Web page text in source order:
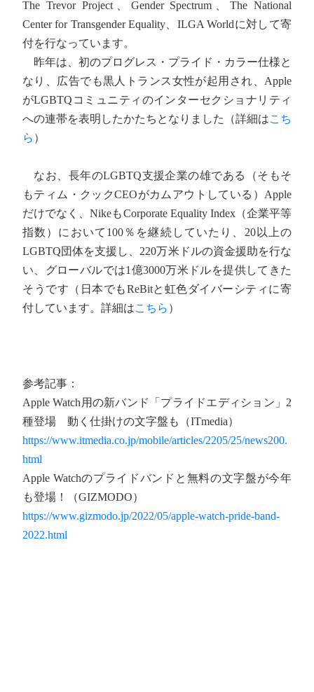
The Trevor Project、Gender Spectrum、The National
Center for Transgender Equality、ILGA Worldに対して寄
付を行なっています。
昨年は、初のプログレス・プライド・カラー仕様と
なり、広告でも黒人トランス女性が起用され、Apple
がLGBTQコミュニティのインターセクショナリティ
への連帯を表明したかたちとなりました（詳細はこち
ら ）
なお、長年のLGBTQ支援企業の雄である（そもそ
もティム・クックCEOがカムアウトしている）Apple
だけでなく、NikeもCorporate Equality Index（企業平等
指数）において100％を継続していたり、20以上の
LGBTQ団体を支援し、220万米ドルの資金援助を行な
い、グローバルでは1億3000万米ドルを提供してきた
そうです（日本でもReBitと虹色ダイバーシティに寄
付しています。詳細はこちら ）
参考記事：
Apple Watch用の新バンド「プライドエディション」2
種登場 動く仕掛けの文字盤も（ITmedia）
https://www.itmedia.co.jp/mobile/articles/2205/25/news200.
html
Apple Watchのプライドバンドと無料の文字盤が今年
も登場！（GIZMODO）
https://www.gizmodo.jp/2022/05/apple-watch-pride-band-
2022.html